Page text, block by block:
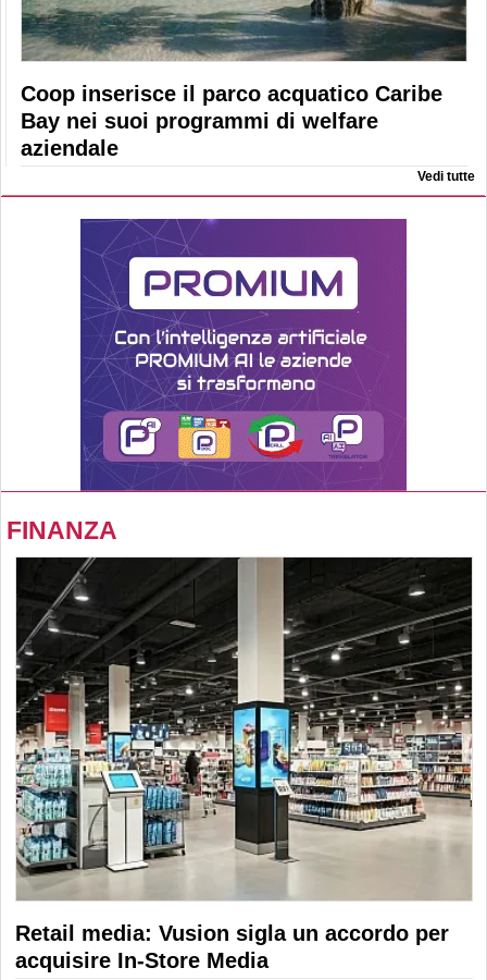
Coop inserisce il parco acquatico Caribe
Bay nei suoi programmi di welfare
aziendale
Vedi tutte
FINANZA
Retail media: Vusion sigla un accordo per
acquisire In-Store Media